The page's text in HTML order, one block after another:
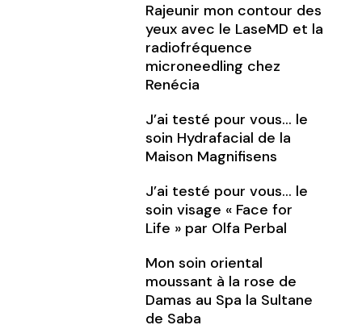
Rajeunir mon contour des
yeux avec le LaseMD et la
radiofréquence
microneedling chez
Renécia
J’ai testé pour vous… le
soin Hydrafacial de la
Maison Magnifisens
J’ai testé pour vous… le
soin visage « Face for
Life » par Olfa Perbal
Mon soin oriental
moussant à la rose de
Damas au Spa la Sultane
de Saba